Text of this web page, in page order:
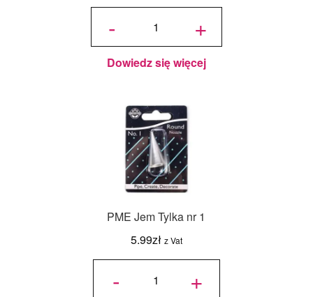
-
ilość
JEM (2
szt.) +
Dowiedz się więcej
PME Jem Tylka nr 1
5.99zł z Vat
-
ilość
Tylka
nr 1 +